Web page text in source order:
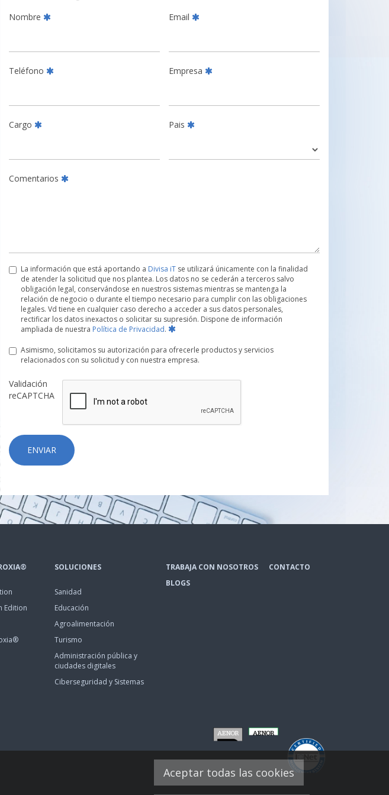
Nombre Email
Teléfono Empresa
Cargo Pais
Comentarios
La información que está aportando a Divisa iT se utilizará únicamente con la finalidad
de atender la solicitud que nos plantea. Los datos no se cederán a terceros salvo
obligación legal, conservándose en nuestros sistemas mientras se mantenga la
relación de negocio o durante el tiempo necesario para cumplir con las obligaciones
legales. Vd tiene en cualquier caso derecho a acceder a sus datos personales,
rectificar los datos inexactos o solicitar su supresión. Dispone de información
ampliada de nuestra Política de Privacidad.
Asimismo, solicitamos su autorización para ofrecerle productos y servicios
relacionados con su solicitud y con nuestra empresa.
Validación
reCAPTCHA
ENVIAR
Edition
SOLUCIONES
Sanidad
Educación
Agroalimentación
Turismo
Administración pública y
ciudades digitales
Ciberseguridad y Sistemas
TRABAJA CON NOSOTROS
CONTACTO
BLOGS
Aceptar todas las cookies